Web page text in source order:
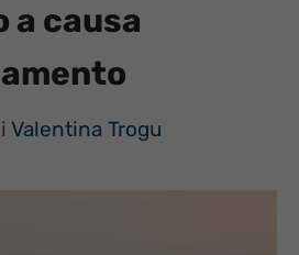
a causa
Valentina Trogu